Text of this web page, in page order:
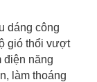
dáng công
gió thổi vượt
điện năng
làm thoáng